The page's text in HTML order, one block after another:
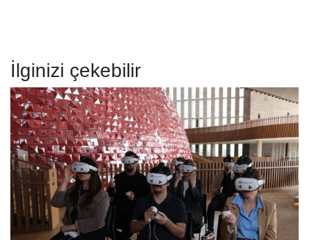
İlginizi çekebilir